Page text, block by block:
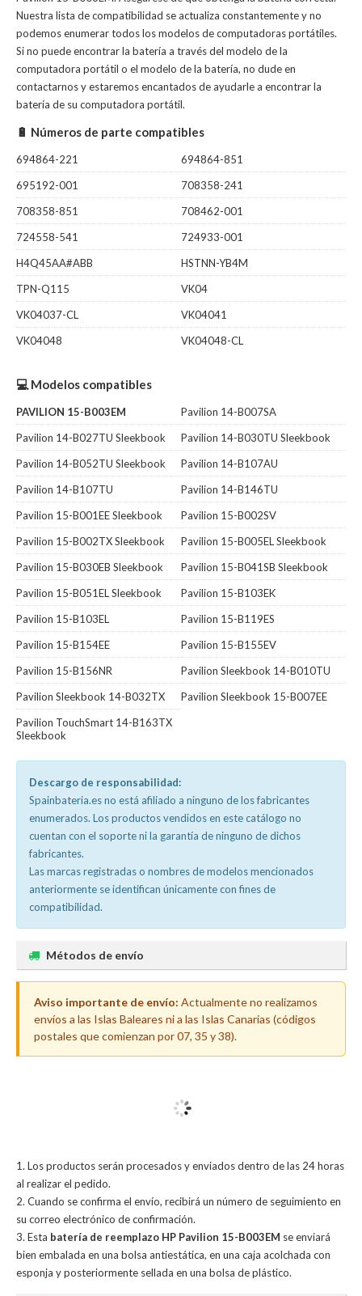
Nuestra lista de compatibilidad se actualiza constantemente y no
podemos enumerar todos los modelos de computadoras portátiles.
Si no puede encontrar la batería a través del modelo de la
computadora portátil o el modelo de la batería, no dude en
contactarnos y estaremos encantados de ayudarle a encontrar la
batería de su computadora portátil.
🔋 Números de parte compatibles
694864-221
694864-851
695192-001
708358-241
708358-851
708462-001
724558-541
724933-001
H4Q45AA#ABB
HSTNN-YB4M
TPN-Q115
VK04
VK04037-CL
VK04041
VK04048
VK04048-CL
💻 Modelos compatibles
PAVILION 15-B003EM
Pavilion 14-B007SA
Pavilion 14-B027TU Sleekbook
Pavilion 14-B030TU Sleekbook
Pavilion 14-B052TU Sleekbook
Pavilion 14-B107AU
Pavilion 14-B107TU
Pavilion 14-B146TU
Pavilion 15-B001EE Sleekbook
Pavilion 15-B002SV
Pavilion 15-B002TX Sleekbook
Pavilion 15-B005EL Sleekbook
Pavilion 15-B030EB Sleekbook
Pavilion 15-B041SB Sleekbook
Pavilion 15-B051EL Sleekbook
Pavilion 15-B103EK
Pavilion 15-B103EL
Pavilion 15-B119ES
Pavilion 15-B154EE
Pavilion 15-B155EV
Pavilion 15-B156NR
Pavilion Sleekbook 14-B010TU
Pavilion Sleekbook 14-B032TX
Pavilion Sleekbook 15-B007EE
Pavilion TouchSmart 14-B163TX
Sleekbook
Descargo de responsabilidad:
Spainbateria.es no está afiliado a ninguno de los fabricantes
enumerados. Los productos vendidos en este catálogo no
cuentan con el soporte ni la garantía de ninguno de dichos
fabricantes.
Las marcas registradas o nombres de modelos mencionados
anteriormente se identifican únicamente con fines de
compatibilidad.
Métodos de envío
Aviso importante de envío: Actualmente no realizamos
envíos a las Islas Baleares ni a las Islas Canarias (códigos
postales que comienzan por 07, 35 y 38).
Los productos serán procesados y enviados dentro de las 24 horas
al realizar el pedido.
Cuando se confirma el envío, recibirá un número de seguimiento en
su correo electrónico de confirmación.
Esta batería de reemplazo HP Pavilion 15-B003EM se enviará
bien embalada en una bolsa antiestática, en una caja acolchada con
esponja y posteriormente sellada en una bolsa de plástico.